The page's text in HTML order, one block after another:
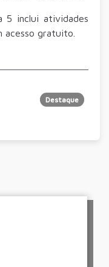
5 inclui atividades
acesso gratuito.
Destaque